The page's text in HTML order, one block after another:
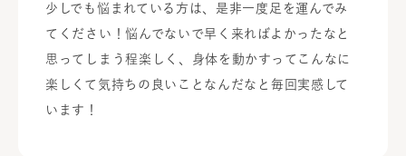
少しでも悩まれている方は、是非一度足を運んでみ
てください！悩んでないで早く来ればよかったなと
思ってしまう程楽しく、身体を動かすってこんなに
楽しくて気持ちの良いことなんだなと毎回実感して
います！